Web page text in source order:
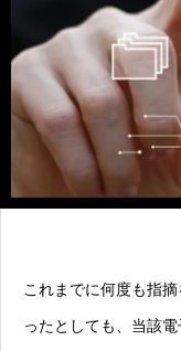
これまでに何度も指
ったとしても、当該